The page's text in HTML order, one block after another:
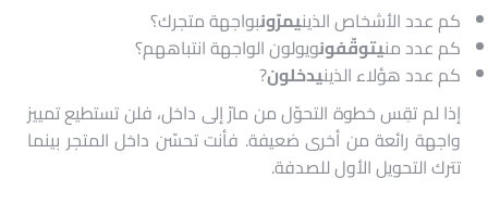
كم عدد الأشخاص الذينيمرّونبواجهة متجرك؟
كم عدد منيتوقّفونويولون الواجهة انتباههم؟
كم عدد هؤلاء الذينيدخلون?
إذا لم تقِس خطوة التحوّل من مارّ إلى داخل، فلن تستطيع تمييز
واجهة رائعة من أخرى ضعيفة. فأنت تحسّن داخل المتجر بينما
تترك التحويل الأول للصدفة.